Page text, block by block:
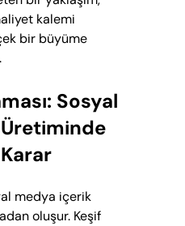
kalemi
bir büyüme
Sosyal
medya içerik
oluşur. Keşif